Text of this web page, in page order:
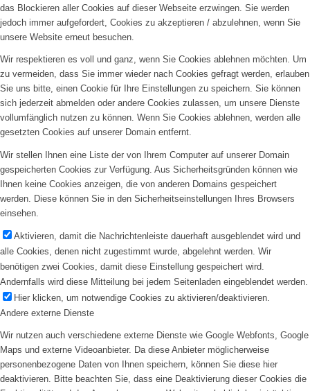
das Blockieren aller Cookies auf dieser Webseite erzwingen. Sie werden
jedoch immer aufgefordert, Cookies zu akzeptieren / abzulehnen, wenn Sie
unsere Website erneut besuchen.
Wir respektieren es voll und ganz, wenn Sie Cookies ablehnen möchten. Um
zu vermeiden, dass Sie immer wieder nach Cookies gefragt werden, erlauben
Sie uns bitte, einen Cookie für Ihre Einstellungen zu speichern. Sie können
sich jederzeit abmelden oder andere Cookies zulassen, um unsere Dienste
vollumfänglich nutzen zu können. Wenn Sie Cookies ablehnen, werden alle
gesetzten Cookies auf unserer Domain entfernt.
Wir stellen Ihnen eine Liste der von Ihrem Computer auf unserer Domain
gespeicherten Cookies zur Verfügung. Aus Sicherheitsgründen können wie
Ihnen keine Cookies anzeigen, die von anderen Domains gespeichert
werden. Diese können Sie in den Sicherheitseinstellungen Ihres Browsers
einsehen.
Aktivieren, damit die Nachrichtenleiste dauerhaft ausgeblendet wird und
alle Cookies, denen nicht zugestimmt wurde, abgelehnt werden. Wir
benötigen zwei Cookies, damit diese Einstellung gespeichert wird.
Andernfalls wird diese Mitteilung bei jedem Seitenladen eingeblendet werden.
Hier klicken, um notwendige Cookies zu aktivieren/deaktivieren.
Andere externe Dienste
Wir nutzen auch verschiedene externe Dienste wie Google Webfonts, Google
Maps und externe Videoanbieter. Da diese Anbieter möglicherweise
personenbezogene Daten von Ihnen speichern, können Sie diese hier
deaktivieren. Bitte beachten Sie, dass eine Deaktivierung dieser Cookies die